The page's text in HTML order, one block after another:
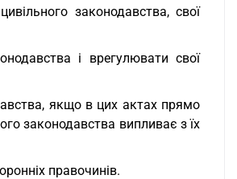
законодавства, свої
і врегулювати свої
якщо в цих актах прямо
законодавства випливає з їх
правочинів.